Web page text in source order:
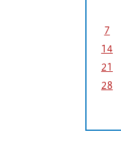
7
14
21
28